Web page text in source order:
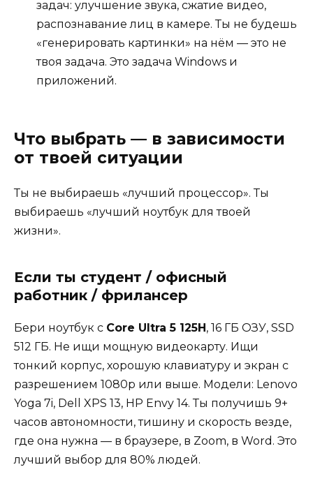
задач: улучшение звука, сжатие видео,
распознавание лиц в камере. Ты не будешь
«генерировать картинки» на нём — это не
твоя задача. Это задача Windows и
приложений.
Что выбрать — в зависимости
от твоей ситуации
Ты не выбираешь «лучший процессор». Ты
выбираешь «лучший ноутбук для твоей
жизни».
Если ты студент / офисный
работник / фрилансер
Бери ноутбук с Core Ultra 5 125H , 16 ГБ ОЗУ, SSD
512 ГБ. Не ищи мощную видеокарту. Ищи
тонкий корпус, хорошую клавиатуру и экран с
разрешением 1080p или выше. Модели: Lenovo
Yoga 7i, Dell XPS 13, HP Envy 14. Ты получишь 9+
часов автономности, тишину и скорость везде,
где она нужна — в браузере, в Zoom, в Word. Это
лучший выбор для 80% людей.